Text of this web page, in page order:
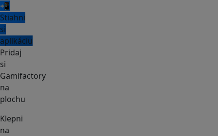
📲
Stiahni
si
aplikáciu
Pridaj
si
Gamifactory
na
plochu
Klepni
na